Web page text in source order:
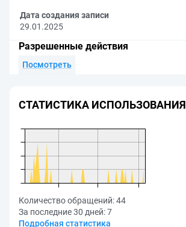
Дата создания записи
29.01.2025
Разрешенные действия
Посмотреть
СТАТИСТИКА ИСПОЛЬЗОВАНИЯ
Количество обращений:44
За последние 30 дней:7
Подробная статистика